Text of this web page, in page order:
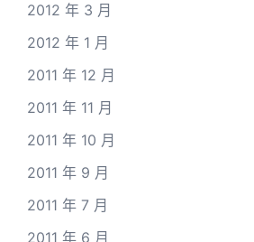
2012 年 3 月
2012 年 1 月
2011 年 12 月
2011 年 11 月
2011 年 10 月
2011 年 9 月
2011 年 7 月
2011 年 6 月